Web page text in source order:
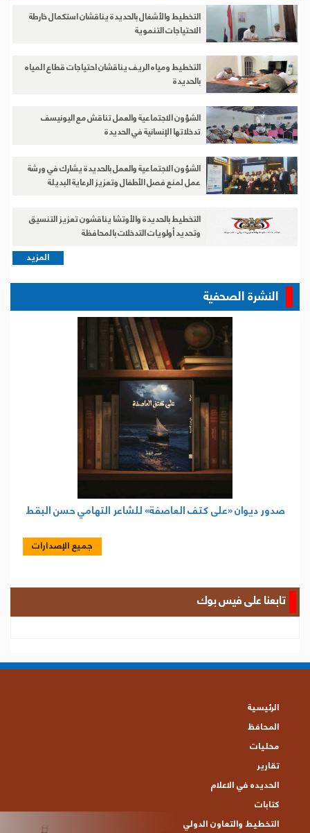
التخطيط والأشغال بالحديدة يناقشان استكمال خارطة
الاحتياجات التنموية
التخطيط ومياه الريف يناقشان احتياجات قطاع المياه
بالحديدة
الشؤون الاجتماعية والعمل تناقش مع اليونيسف
تدخلاتها الإنسانية في الحديدة
الشؤون الاجتماعية والعمل بالحديدة يشارك في ورشة
عمل لمنع فصل الأطفال وتعزيز الرعاية البديلة
التخطيط بالحديدة والأوتشا يناقشون تعزيز التنسيق
وتحديد أولويات التدخلات بالمحافظة
المزيد
النشرة الصحفية
صدور ديوان «على كتف العاصفة» للشاعر التهامي حسن البقط
جميع الإصدارات
تابعنا على فيس بوك
الرئيسية
المحافظ
محليات
تقارير
الحديده في الاعلام
كتابات
التخطيط والتعاون الدولي